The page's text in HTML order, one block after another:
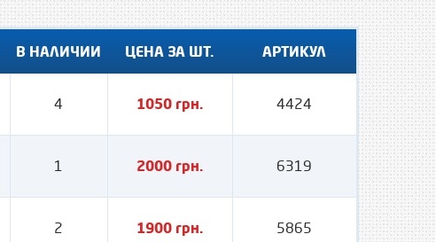
В НАЛИЧИИ ЦЕНА ЗА ШТ. АРТИКУЛ
4 1050 грн. 4424
1 2000 грн. 6319
2 1900 грн. 5865